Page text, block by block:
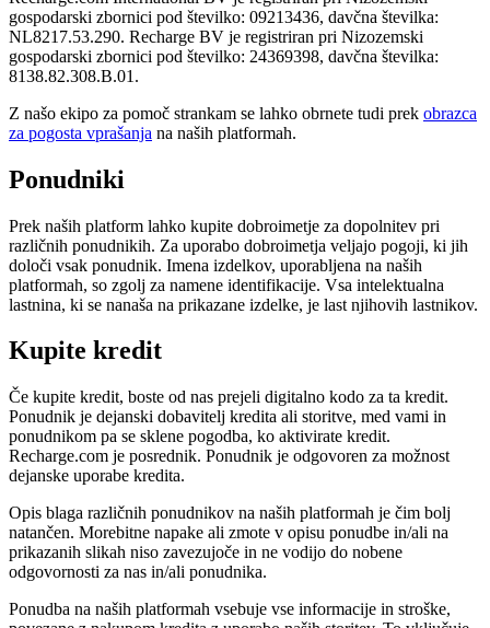
gospodarski zbornici pod številko: 09213436, davčna številka:
NL8217.53.290. Recharge BV je registriran pri Nizozemski
gospodarski zbornici pod številko: 24369398, davčna številka:
8138.82.308.B.01.
Z našo ekipo za pomoč strankam se lahko obrnete tudi prek obrazca
za pogosta vprašanja na naših platformah.
Ponudniki
Prek naših platform lahko kupite dobroimetje za dopolnitev pri
različnih ponudnikih. Za uporabo dobroimetja veljajo pogoji, ki jih
določi vsak ponudnik. Imena izdelkov, uporabljena na naših
platformah, so zgolj za namene identifikacije. Vsa intelektualna
lastnina, ki se nanaša na prikazane izdelke, je last njihovih lastnikov.
Kupite kredit
Če kupite kredit, boste od nas prejeli digitalno kodo za ta kredit.
Ponudnik je dejanski dobavitelj kredita ali storitve, med vami in
ponudnikom pa se sklene pogodba, ko aktivirate kredit.
Recharge.com je posrednik. Ponudnik je odgovoren za možnost
dejanske uporabe kredita.
Opis blaga različnih ponudnikov na naših platformah je čim bolj
natančen. Morebitne napake ali zmote v opisu ponudbe in/ali na
prikazanih slikah niso zavezujoče in ne vodijo do nobene
odgovornosti za nas in/ali ponudnika.
Ponudba na naših platformah vsebuje vse informacije in stroške,